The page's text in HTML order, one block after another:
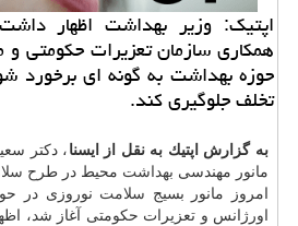
اپتیك: وزیر بهداشت اظهار
همكاری سازمان تعزیرات حكومتی و
حوزه بهداشت به گونه ای برخورد
تخلف جلوگیری كند.
به گزارش اپتیك به نقل از ایسنا ، دكتر
مانور مهندسی بهداشت محیط در طرح
امروز مانور بسیج سلامت نوروزی در